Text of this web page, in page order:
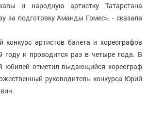
и народную артистку Татарстана
за подготовку Аманды Гомес», - сказала
артистов балета и хореографов
году и проводится раз в четыре года. В
юбилей отметил выдающийся хореограф
руководитель конкурса Юрий